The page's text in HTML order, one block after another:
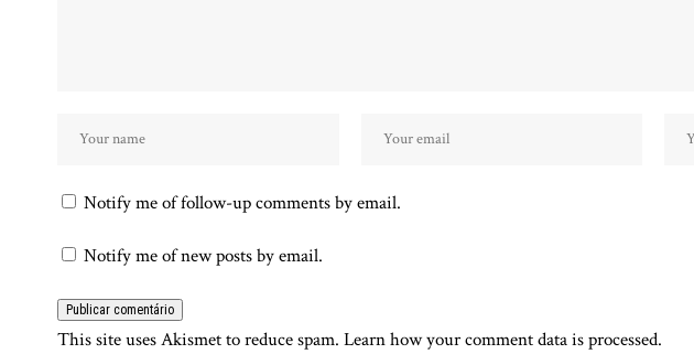
Notify me of follow-up comments by email.
Notify me of new posts by email.
This site uses Akismet to reduce spam. Learn how your comment data is processed.